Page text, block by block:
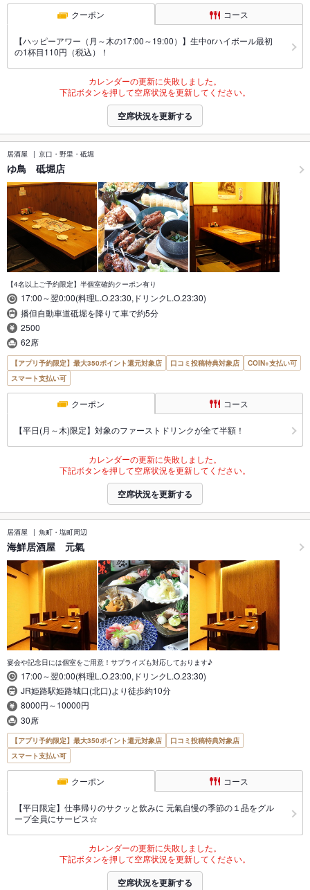
クーポン コース
【ハッピーアワー（月～木の17:00～19:00）】生中orハイボール最初
の1杯目110円（税込）！
カレンダーの更新に失敗しました。
下記ボタンを押して空席状況を更新してください。
空席状況を更新する
居酒屋 京口・野里・砥堀
ゆ鳥 砥堀店
【4名以上ご予約限定】半個室確約クーポン有り
17:00～翌0:00(料理L.O.23:30,ドリンクL.O.23:30)
播但自動車道砥堀を降りて車で約5分
2500
62席
【アプリ予約限定】最大350ポイント還元対象店 口コミ投稿特典対象店
COIN+支払い可
スマート支払い可
クーポン コース
【平日(月～木)限定】対象のファーストドリンクが全て半額！
カレンダーの更新に失敗しました。
下記ボタンを押して空席状況を更新してください。
空席状況を更新する
居酒屋 魚町・塩町周辺
海鮮居酒屋 元氣
宴会や記念日には個室をご用意！サプライズも対応しております♪
17:00～翌0:00(料理L.O.23:00,ドリンクL.O.23:30)
JR姫路駅姫路城口(北口)より徒歩約10分
8000円～10000円
30席
【アプリ予約限定】最大350ポイント還元対象店
口コミ投稿特典対象店
スマート支払い可
クーポン コース
【平日限定】仕事帰りのサクッと飲みに 元氣自慢の季節の１品をグル
ープ全員にサービス☆
カレンダーの更新に失敗しました。
下記ボタンを押して空席状況を更新してください。
空席状況を更新する